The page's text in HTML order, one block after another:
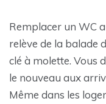
Remplacer un WC
relève de la balade
clé à molette. Vous
le nouveau aux
Même dans les